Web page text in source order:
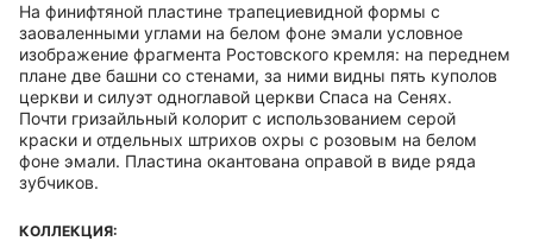
На финифтяной пластине трапециевидной формы с
заоваленными углами на белом фоне эмали условное
изображение фрагмента Ростовского кремля: на переднем
плане две башни со стенами, за ними видны пять куполов
церкви и силуэт одноглавой церкви Спаса на Сенях.
Почти гризайльный колорит с использованием серой
краски и отдельных штрихов охры с розовым на белом
фоне эмали. Пластина окантована оправой в виде ряда
зубчиков.
КОЛЛЕКЦИЯ: